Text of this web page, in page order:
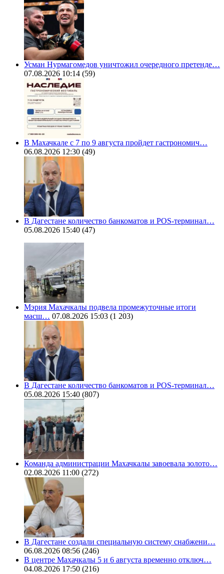
Усман Нурмагомедов уничтожил очередного претенде…
07.08.2026 10:14 (59)
В Махачкале с 7 по 9 августа пройдет гастрономич…
06.08.2026 12:30 (49)
В Дагестане количество банкоматов и POS-терминал…
05.08.2026 15:40 (47)
Мэрия Махачкалы подвела промежуточные итоги
масш… 07.08.2026 15:03 (1 203)
В Дагестане количество банкоматов и POS-терминал…
05.08.2026 15:40 (807)
Команда администрации Махачкалы завоевала золото…
02.08.2026 11:00 (272)
В Дагестане создали специальную систему снабжени…
06.08.2026 08:56 (246)
В центре Махачкалы 5 и 6 августа временно отключ…
04.08.2026 17:50 (216)